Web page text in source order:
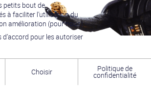
Star Warsest depuis27ans la référence
convention Star Wars. Nous accueillons
plus de 10 000 visiteurs sur un week
vrais acteursde la saga, des
artistes
des commerçants passionnés et une
alliant convivialité, bonne humeur et
petits bout de
à faciliter l’utilisation du
amélioration (pour nous).
d’accord pour les autoriser
Choisir Politique de
confidentialité